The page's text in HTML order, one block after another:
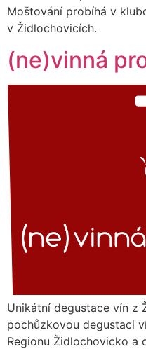
Moštování probíhá v
v Židlochovicích.
(ne)vinná
Unikátní degustace vín z
pochůzkovou degustaci
Regionu Židlochovicko a